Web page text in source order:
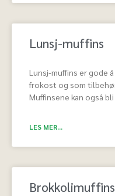
Lunsj-muffins
Lunsj-muffins er gode
frokost og som
Muffinsene kan også
LES MER...
Brokkolimuffins